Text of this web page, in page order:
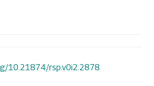
10.21874/rsp.v0i2.2878